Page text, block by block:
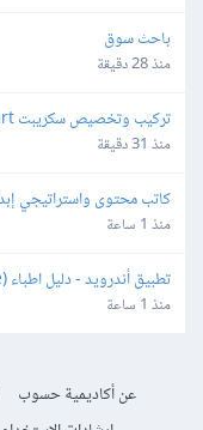
باحث سوق
منذ 28 دقيقة
والمتجر
منذ 31 دقيقة
كاتب محتوى واستراتيجي
منذ 1 ساعة
تطبيق أندرويد - دليل اطباء (Flutter + Firebase)
منذ 1 ساعة
عن أكاديمية حسوب